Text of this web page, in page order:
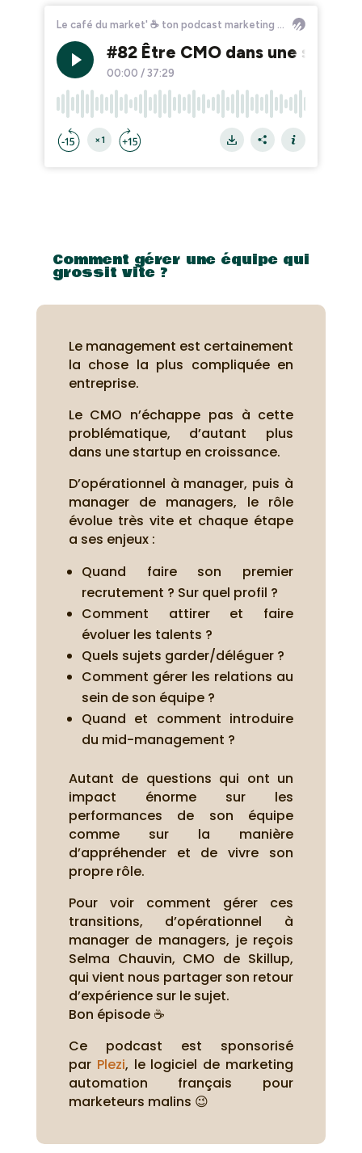
Comment gérer une équipe qui
grossit vite ?
Le management est certainement
la chose la plus compliquée en
entreprise.
Le CMO n’échappe pas à cette
problématique, d’autant plus
dans une startup en croissance.
D’opérationnel à manager, puis à
manager de managers, le rôle
évolue très vite et chaque étape
a ses enjeux :
Quand faire son premier
recrutement ? Sur quel profil ?
Comment attirer et faire
évoluer les talents ?
Quels sujets garder/déléguer ?
Comment gérer les relations au
sein de son équipe ?
Quand et comment introduire
du mid-management ?
Autant de questions qui ont un
impact énorme sur les
performances de son équipe
comme sur la manière
d’appréhender et de vivre son
propre rôle.
Pour voir comment gérer ces
transitions, d’opérationnel à
manager de managers, je reçois
Selma Chauvin, CMO de Skillup,
qui vient nous partager son retour
d’expérience sur le sujet.
Bon épisode ☕
Ce podcast est sponsorisé
par Plezi, le logiciel de marketing
automation français pour
marketeurs malins 😉